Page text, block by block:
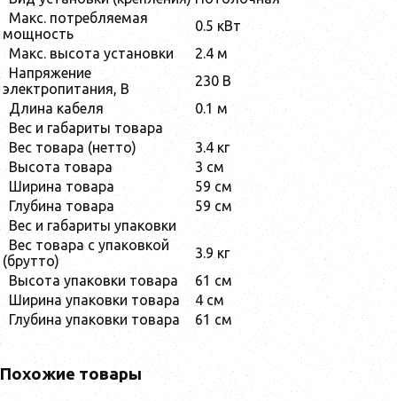
Макс. потребляемая
мощность
0.5 кВт
Макс. высота установки
2.4 м
Напряжение
электропитания, В
230 В
Длина кабеля
0.1 м
Вес и габариты товара
Вес товара (нетто)
3.4 кг
Высота товара
3 см
Ширина товара
59 см
Глубина товара
59 см
Вес и габариты упаковки
Вес товара с упаковкой
(брутто)
3.9 кг
Высота упаковки товара
61 см
Ширина упаковки товара
4 см
Глубина упаковки товара
61 см
Похожие товары